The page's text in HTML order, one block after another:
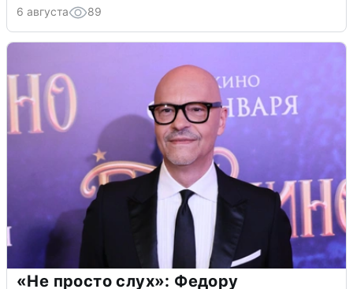
6 августа 89
«Не просто слух»: Федору